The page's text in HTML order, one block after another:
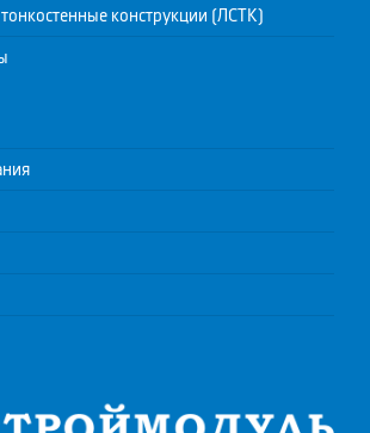
конструкции (ЛСТК)